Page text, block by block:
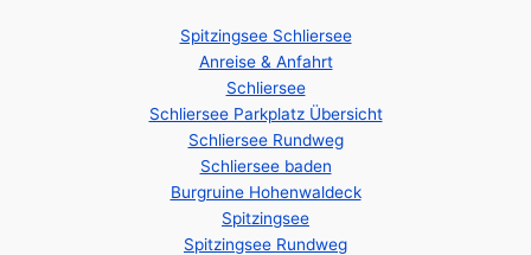
Spitzingsee Schliersee
Anreise & Anfahrt
Schliersee
Schliersee Parkplatz Übersicht
Schliersee Rundweg
Schliersee baden
Burgruine Hohenwaldeck
Spitzingsee
Spitzingsee Rundweg